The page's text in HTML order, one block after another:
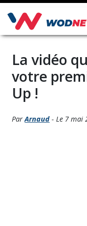
La vidéo
votre
Up !
ParArnaud - Le 7 mai